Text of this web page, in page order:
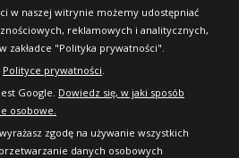
w naszej witrynie możemy udostępniać
reklamowych i analitycznych,
zakładce "Polityka prywatności".
Polityce prywatności.
Google. Dowiedz się, w jaki sposób
osobowe.
zgodę na używanie wszystkich
danych osobowych